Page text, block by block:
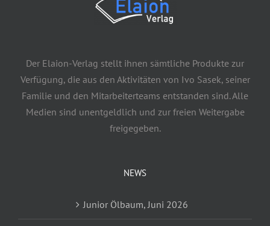
Der Elaion-Verlag stellt ihnen sämtliche Produkte zur
Verfügung, die aus den Aktivitäten von Ivo Sasek, seiner
Familie und den Mitarbeiterteams entstanden sind. Alle
Medien sind unentgeldlich und zur freien Weitergabe
freigegeben.
NEWS
Junior Ölbaum, Juni 2026